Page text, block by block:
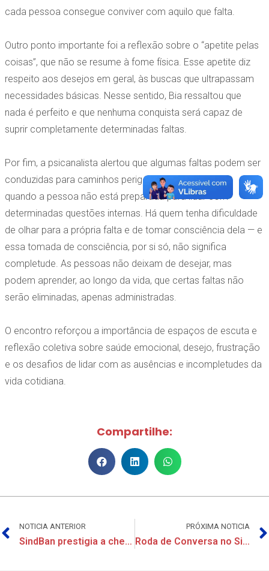
cada pessoa consegue conviver com aquilo que falta.
Outro ponto importante foi a reflexão sobre o “apetite pelas
coisas”, que não se resume à fome física. Esse apetite diz
respeito aos desejos em geral, às buscas que ultrapassam
necessidades básicas. Nesse sentido, Bia ressaltou que
nada é perfeito e que nenhuma conquista será capaz de
suprir completamente determinadas faltas.
Por fim, a psicanalista alertou que algumas faltas podem ser
conduzidas para caminhos perigosos, especialmente
quando a pessoa não está preparada para lidar com
determinadas questões internas. Há quem tenha dificuldade
de olhar para a própria falta e de tomar consciência dela — e
essa tomada de consciência, por si só, não significa
completude. As pessoas não deixam de desejar, mas
podem aprender, ao longo da vida, que certas faltas não
serão eliminadas, apenas administradas.
O encontro reforçou a importância de espaços de escuta e
reflexão coletiva sobre saúde emocional, desejo, frustração
e os desafios de lidar com as ausências e incompletudes da
vida cotidiana.
Compartilhe:
NOTICIA ANTERIOR
SindBan prestigia a chegada de novos auditores fiscais em Piracicaba no Ministério do Trabalho
PRÓXIMA NOTICIA
Roda de Conversa no SindBan aproxima Banco Mercantil e reforça diálogo sobre gestão de pessoas na abertura da Semana da Mulher